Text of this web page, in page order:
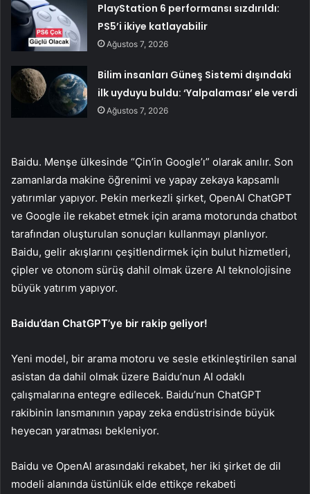
PlayStation 6 performansı sızdırıldı:
PS5’i ikiye katlayabilir
Ağustos 7, 2026
Bilim insanları Güneş Sistemi dışındaki
ilk uyduyu buldu: ‘Yalpalaması’ ele verdi
Ağustos 7, 2026
Baidu. Menşe ülkesinde “Çin’in Google’ı” olarak anılır. Son
zamanlarda makine öğrenimi ve yapay zekaya kapsamlı
yatırımlar yapıyor. Pekin merkezli şirket, OpenAl ChatGPT
ve Google ile rekabet etmek için arama motorunda chatbot
tarafından oluşturulan sonuçları kullanmayı planlıyor.
Baidu, gelir akışlarını çeşitlendirmek için bulut hizmetleri,
çipler ve otonom sürüş dahil olmak üzere AI teknolojisine
büyük yatırım yapıyor.
Baidu’dan ChatGPT’ye bir rakip geliyor!
Yeni model, bir arama motoru ve sesle etkinleştirilen sanal
asistan da dahil olmak üzere Baidu’nun AI odaklı
çalışmalarına entegre edilecek. Baidu’nun ChatGPT
rakibinin lansmanının yapay zeka endüstrisinde büyük
heyecan yaratması bekleniyor.
Baidu ve OpenAl arasındaki rekabet, her iki şirket de dil
modeli alanında üstünlük elde ettikçe rekabeti